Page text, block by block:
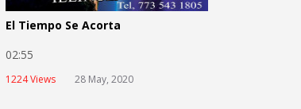
El Tiempo Se Acorta
02:55
1224 Views 28 May, 2020